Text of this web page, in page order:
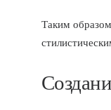
Таким